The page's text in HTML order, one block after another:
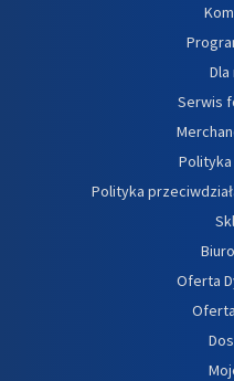
Serwis
Polityka
Oferta